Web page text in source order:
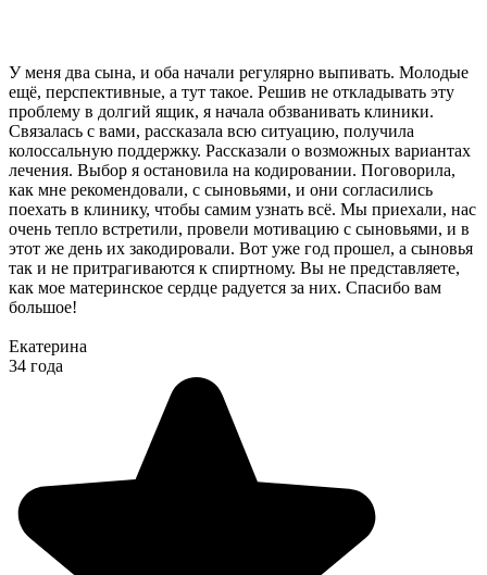
У меня два сына, и оба начали регулярно выпивать. Молодые
ещё, перспективные, а тут такое. Решив не откладывать эту
проблему в долгий ящик, я начала обзванивать клиники.
Связалась с вами, рассказала всю ситуацию, получила
колоссальную поддержку. Рассказали о возможных вариантах
лечения. Выбор я остановила на кодировании. Поговорила,
как мне рекомендовали, с сыновьями, и они согласились
поехать в клинику, чтобы самим узнать всё. Мы приехали, нас
очень тепло встретили, провели мотивацию с сыновьями, и в
этот же день их закодировали. Вот уже год прошел, а сыновья
так и не притрагиваются к спиртному. Вы не представляете,
как мое материнское сердце радуется за них. Спасибо вам
большое!
Екатерина
34 года